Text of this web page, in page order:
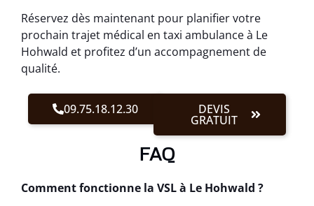
Réservez dès maintenant pour planifier votre
prochain trajet médical en taxi ambulance à Le
Hohwald et profitez d’un accompagnement de
qualité.
09.75.18.12.30 DEVIS
GRATUIT
FAQ
Comment fonctionne la VSL à Le Hohwald ?